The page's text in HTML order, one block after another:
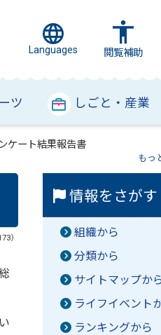
Languages 閲覧補助
ツ しごと・産業
ケート結果報告書
もっ
）
情報をさがす
組織から
分類から
サイトマップか
ライフイベント
ランキングから